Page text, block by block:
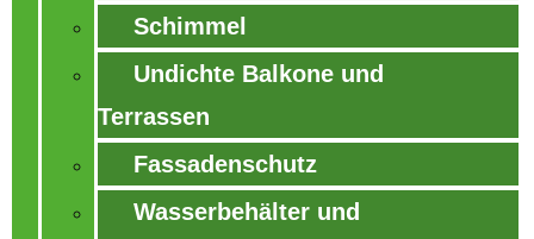
Schimmel
Undichte Balkone und
Terrassen
Fassadenschutz
Wasserbehälter und